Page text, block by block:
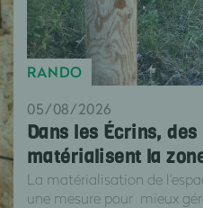
RANDO
05/08/2026
Dans les Écrins,
matérialisent la
La matérialisation de
une mesure pour mieux